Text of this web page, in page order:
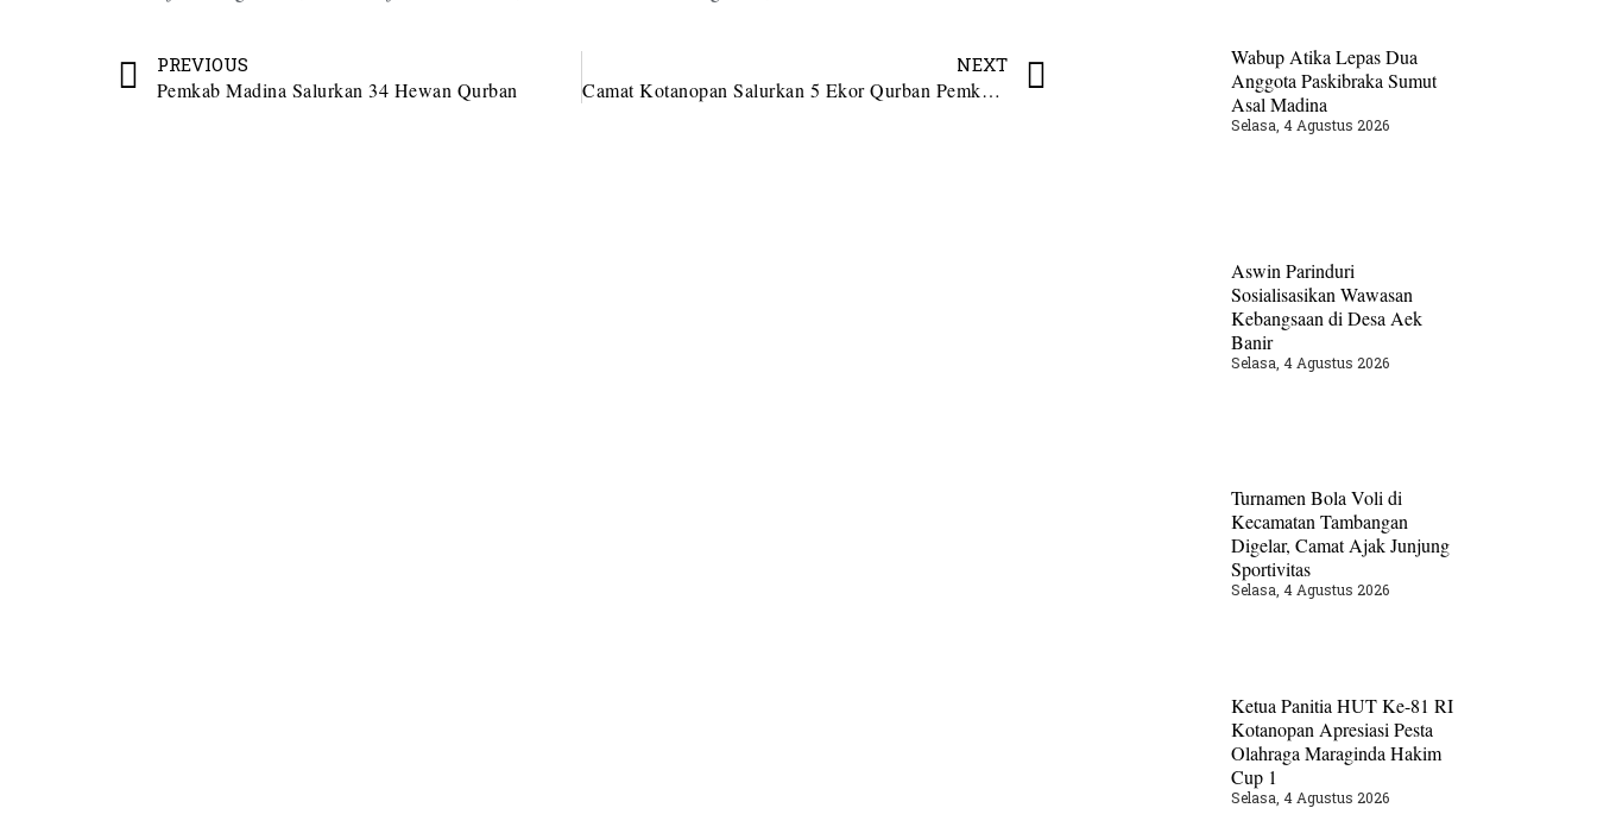
PREVIOUS
Pemkab Madina Salurkan 34 Hewan Qurban
NEXT
Camat Kotanopan Salurkan 5 Ekor Qurban Pemkab Madina
Wabup Atika Lepas Dua
Anggota Paskibraka Sumut
Asal Madina
Selasa, 4 Agustus 2026
Aswin Parinduri
Sosialisasikan Wawasan
Kebangsaan di Desa Aek
Banir
Selasa, 4 Agustus 2026
Turnamen Bola Voli di
Kecamatan Tambangan
Digelar, Camat Ajak Junjung
Sportivitas
Selasa, 4 Agustus 2026
Ketua Panitia HUT Ke-81 RI
Kotanopan Apresiasi Pesta
Olahraga Maraginda Hakim
Cup 1
Selasa, 4 Agustus 2026